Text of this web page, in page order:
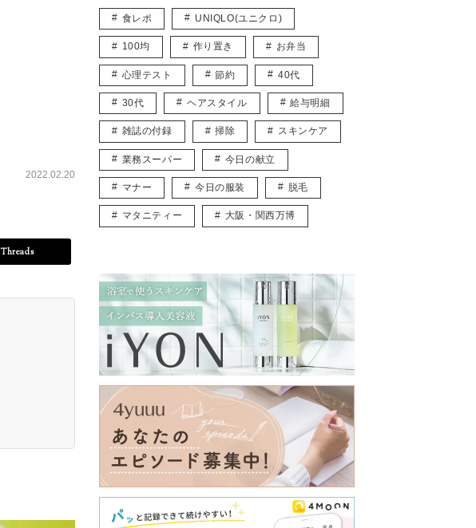
2022.02.20
Threads
食レポ UNIQLO(ユニクロ)
100均 作り置き お弁当
心理テスト 節約 40代
30代 ヘアスタイル 給与明細
雑誌の付録 掃除 スキンケア
業務スーパー 今日の献立
マナー 今日の服装 脱毛
マタニティー 大阪・関西万博